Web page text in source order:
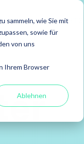
sammeln, wie Sie mit
sowie für
von uns
Ihrem Browser
Ablehnen
für Jira
Xray Essentials
UNS INSIGHTS